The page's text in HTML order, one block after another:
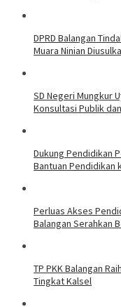
DPRD Balangan
Muara Ninian
SD Negeri Mungkur
Konsultasi Publik
Dukung Pendidikan
Bantuan Pendidikan
Perluas Akses
Balangan Serahkan
TP PKK Balangan
Tingkat Kalsel